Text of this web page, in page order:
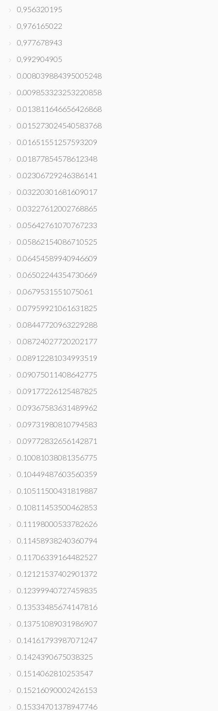
0,956320195
0,976165022
0,977678943
0,992904905
0.008039884395005248
0.009853323253220858
0.013811646656426868
0.015273024540583768
0.01651551257593209
0.01877854578612348
0.02306729246386141
0.03220301681609017
0.03227612002768865
0.05642761070767233
0.05862154086710525
0.06454589940946609
0.06502244354730669
0.0679531551075061
0.07959921061631825
0.08447720963229288
0.08724027720202177
0.08912281034993519
0.09075011408642775
0.09177226125487825
0.09367583631489962
0.09731980810794583
0.09772832656142871
0.10081038081356775
0.10449487603560359
0.10511500431819887
0.10811453500462853
0.11198000533782626
0.11458938240360794
0.11706339164482527
0.12121537402901372
0.12399940727459835
0.13533485674147816
0.13751089031986907
0.14161793987071247
0.1424390675038325
0.1514062810253547
0.15216090002426153
0.15334701378947746